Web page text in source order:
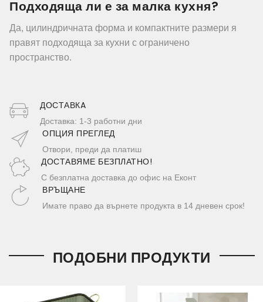
Подходяща ли е за малка кухня?
Да, цилиндричната форма и компактните размери я
правят подходяща за кухни с ограничено
пространство.
ДОСТАВКA
Доставка: 1-3 работни дни
ОПЦИЯ ПРЕГЛЕД
Отвори, преди да платиш
ДОСТАВЯМЕ БЕЗПЛАТНО!
С безплатна доставка до офис на Еконт
ВРЪЩАНЕ
Имате право да върнете продукта в 14 дневен срок!
ПОДОБНИ ПРОДУКТИ